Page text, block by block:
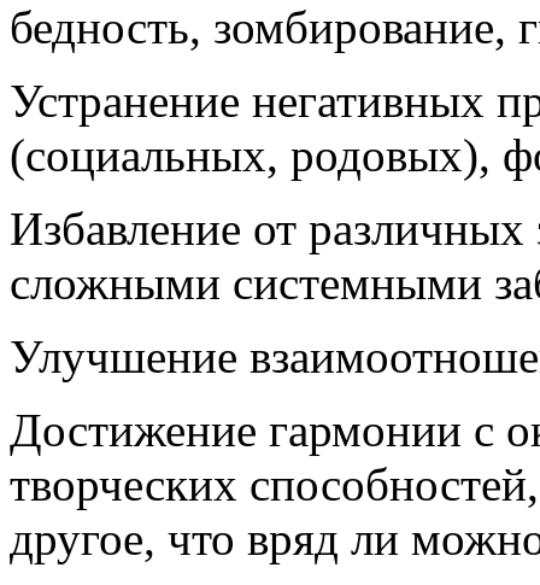
бедность, зомбирование,
Устранение негативных
(социальных, родовых),
Избавление от различных
сложными системными
Улучшение
Достижение гармонии с
творческих
другое, что вряд ли